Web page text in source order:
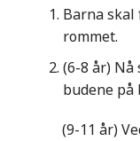
Barna skal
rommet.
(6-8 år)
budene på
(9-11 år)